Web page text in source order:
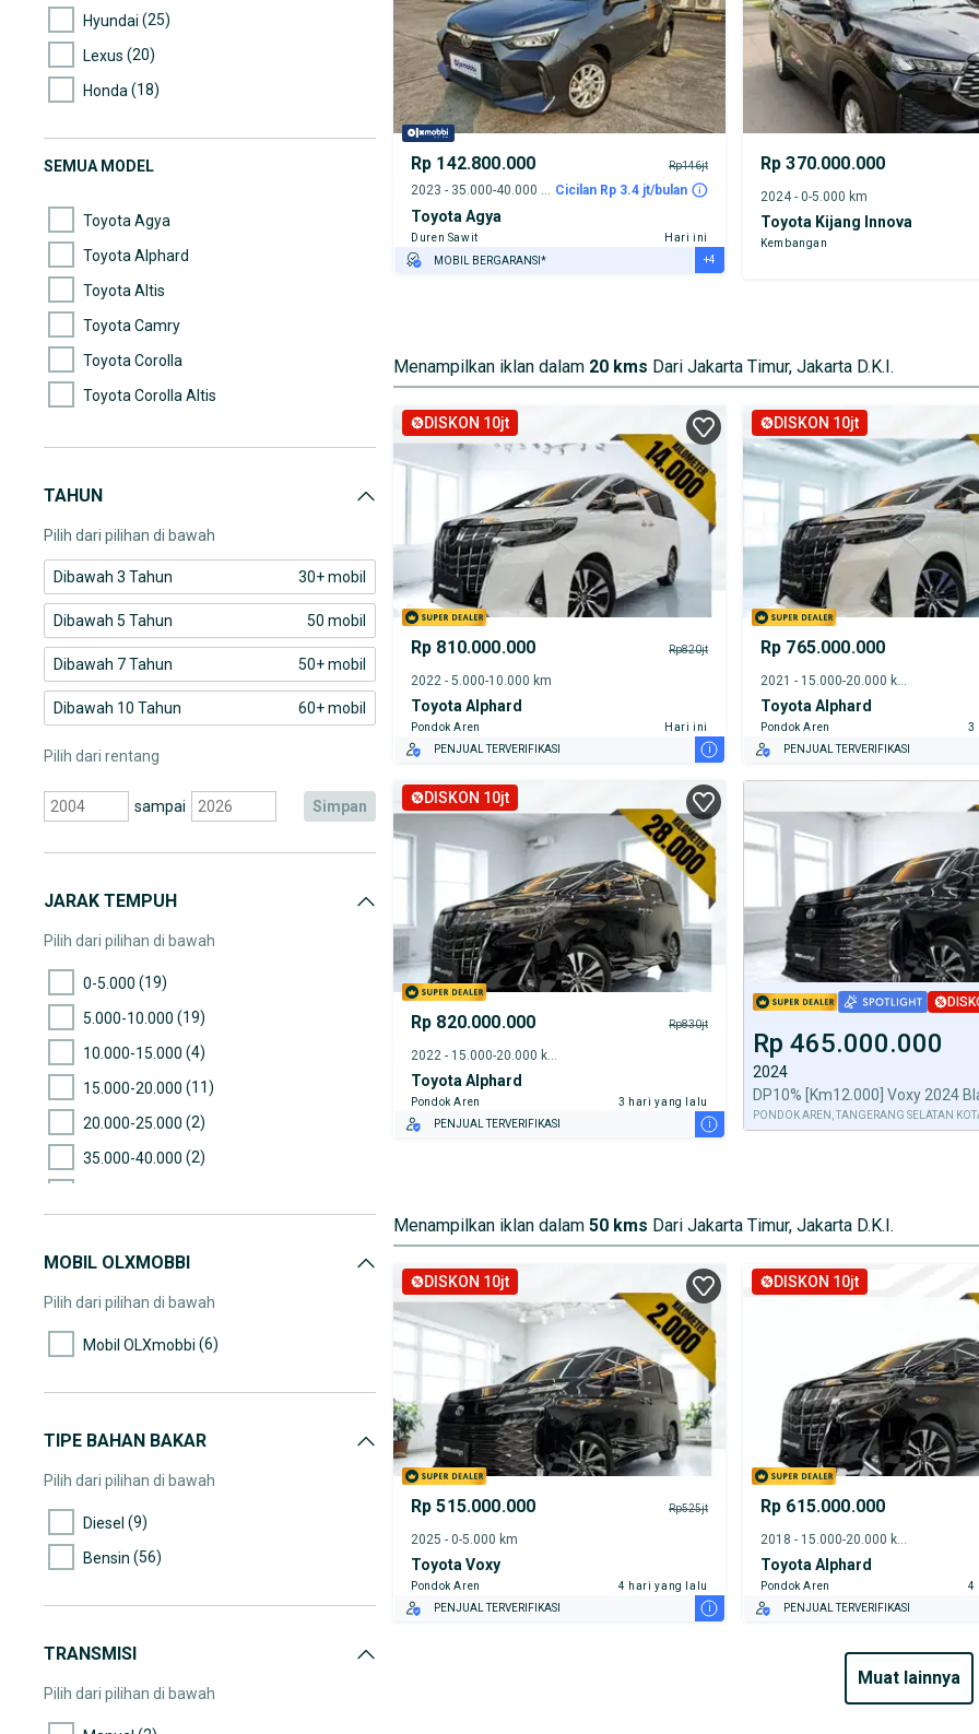
Hyundai (25)
Lexus (20)
Honda (18)
Mazda(4)
SEMUA MODEL
Toyota Agya
Toyota Alphard
Toyota Altis
Toyota Camry
Toyota Corolla
Toyota Corolla Altis
Toyota Kijang Innova
TAHUN
Pilih dari pilihan di bawah
Dibawah 3 Tahun 30+ mobil
Dibawah 5 Tahun 50 mobil
Dibawah 7 Tahun 50+ mobil
Dibawah 10 Tahun 60+ mobil
Pilih dari rentang
sampai simpan
JARAK TEMPUH
Pilih dari pilihan di bawah
0-5.000 (19)
5.000-10.000 (19)
10.000-15.000 (4)
15.000-20.000 (11)
20.000-25.000 (2)
35.000-40.000 (2)
85.000-90.000
95.000-100.000(2)
MOBIL OLXMOBBI
Pilih dari pilihan di bawah
Mobil OLXmobbi (6)
TIPE BAHAN BAKAR
Pilih dari pilihan di bawah
Diesel (9)
Bensin (56)
TRANSMISI
Pilih dari pilihan di bawah
Rp 142.800.000 Rp146jt
2023 - 35.000-40.000 km Cicilan Rp 3.4 jt/bulan
Toyota Agya
Duren Sawit
Hari ini
MOBIL BERGARANSI*
PENJUAL TERVERIFIKASI
+4
Rp 370.000.000
2024 - 0-5.000 km
Toyota Kijang Innova
Kembangan
Menampilkan iklan dalam 20 kms Dari Jakarta Timur, Jakarta D.K.I.
DISKON 10jt
Rp 810.000.000 Rp820jt
2022 - 5.000-10.000 km
Toyota Alphard
Pondok Aren
Hari ini
PENJUAL TERVERIFIKASI
i
DISKON 10jt
Rp 765.000.000
2021 - 15.000-20.000 km
Toyota Alphard
Pondok Aren
3
PENJUAL TERVERIFIKASI
DISKON 10jt
Rp 820.000.000 Rp830jt
Toyota Alphard
Pondok Aren
3 hari yang lalu
PENJUAL TERVERIFIKASI
i
Rp 465.000.000
2024
PONDOK AREN, TANGERANG SELATAN
Menampilkan iklan dalam 50 kms Dari Jakarta Timur, Jakarta D.K.I.
DISKON 10jt
Rp 515.000.000 Rp525jt
2025 - 0-5.000 km
Toyota Voxy
Pondok Aren
4 hari yang lalu
PENJUAL TERVERIFIKASI
i
DISKON 10jt
Rp 615.000.000
2018 - 15.000-20.000 km
Toyota Alphard
Pondok Aren
4
PENJUAL TERVERIFIKASI
muat lainnya